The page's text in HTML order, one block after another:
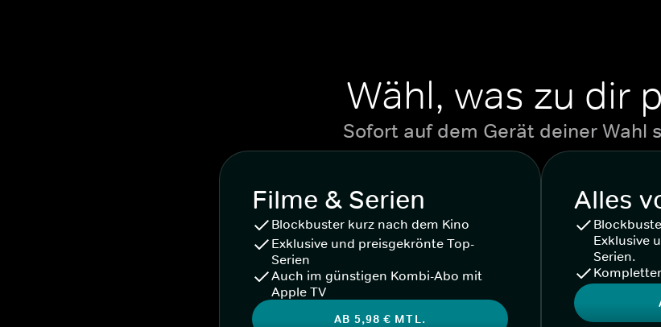
Wähl, was zu dir
Sofort auf dem Gerät deiner Wahl
Filme & Serien
Blockbuster kurz nach dem Kino
Exklusive und preisgekrönte Top-
Serien
Auch im günstigen Kombi-Abo mit
Apple TV
AB 5,98 € MTL.
Alles
Exklusive
Serien.